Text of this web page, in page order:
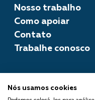
Nosso trabalho
Como apoiar
Contato
Trabalhe conosco
Nós usamos cookies